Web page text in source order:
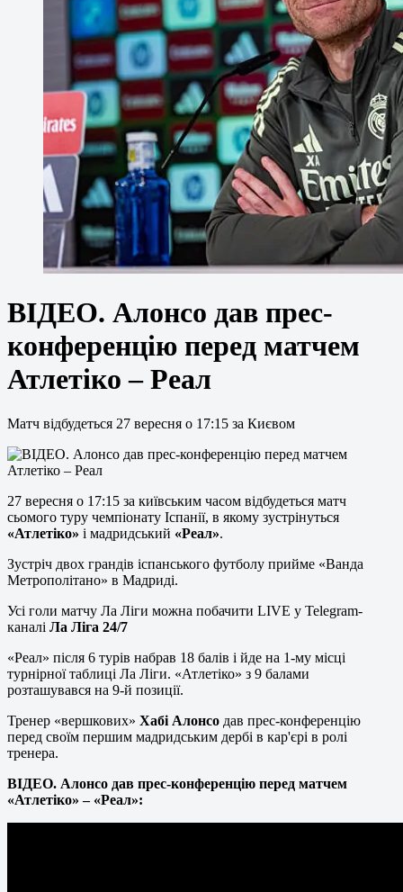
ВІДЕО. Алонсо дав прес-
конференцію перед матчем
Атлетіко – Реал
Матч відбудеться 27 вересня о 17:15 за Києвом
27 вересня о 17:15 за київським часом відбудеться матч
сьомого туру чемпіонату Іспанії, в якому зустрінуться
«Атлетіко» і мадридський «Реал».
Зустріч двох грандів іспанського футболу прийме «Ванда
Метрополітано» в Мадриді.
Усі голи матчу Ла Ліги можна побачити LIVE у Telegram-
каналі Ла Ліга 24/7
«Реал» після 6 турів набрав 18 балів і йде на 1-му місці
турнірної таблиці Ла Ліги. «Атлетіко» з 9 балами
розташувався на 9-й позиції.
Тренер «вершкових» Хабі Алонсо дав прес-конференцію
перед своїм першим мадридським дербі в кар'єрі в ролі
тренера.
ВІДЕО. Алонсо дав прес-конференцію перед матчем
«Атлетіко» – «Реал»: